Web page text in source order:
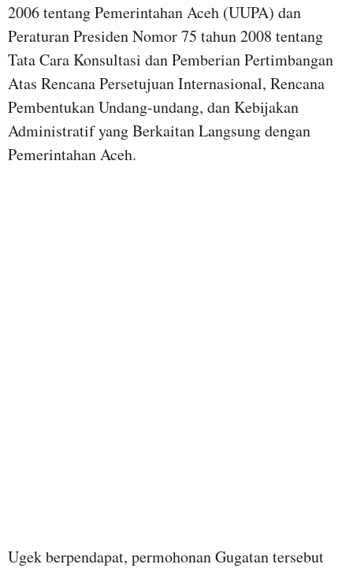
2006 tentang Pemerintahan Aceh (UUPA) dan
Peraturan Presiden Nomor 75 tahun 2008 tentang
Tata Cara Konsultasi dan Pemberian Pertimbangan
Atas Rencana Persetujuan Internasional, Rencana
Pembentukan Undang-undang, dan Kebijakan
Administratif yang Berkaitan Langsung dengan
Pemerintahan Aceh.
Ugek berpendapat, permohonan Gugatan tersebut